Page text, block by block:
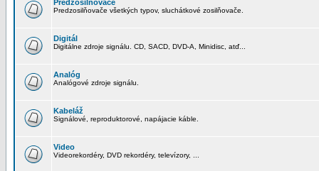
Predzosilňovače
Predzosilňovače všetkých typov, sluchátkové zosilňovače.
Digitál
Digitálne zdroje signálu. CD, SACD, DVD-A, Minidisc, atď...
Analóg
Analógové zdroje signálu.
Kabeláž
Signálové, reproduktorové, napájacie káble.
Video
Videorekordéry, DVD rekordéry, televízory, ...